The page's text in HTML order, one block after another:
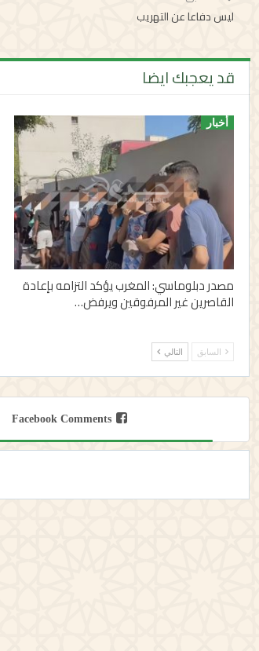
ليس دفاعا عن التهريب
قد يعجبك ايضا
أخبار
مصدر دبلوماسي: المغرب يؤكد التزامه بإعادة
القاصرين غير المرفوقين ويرفض…
السابق التالي
Facebook Comments